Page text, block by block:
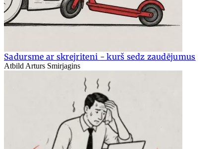
Sadursme ar skrejriteni - kurš sedz zaudējumus
Atbild Arturs Smirjagins